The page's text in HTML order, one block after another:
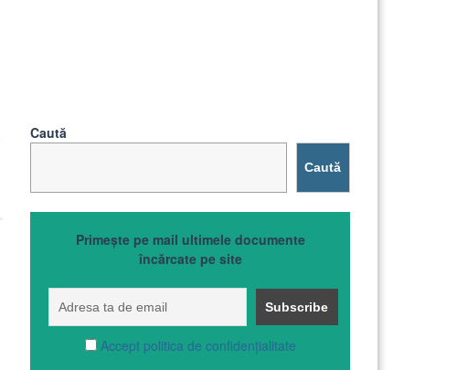
Caută
Caută
Primește pe mail ultimele documente
încărcate pe site
Accept politica de confidențialitate